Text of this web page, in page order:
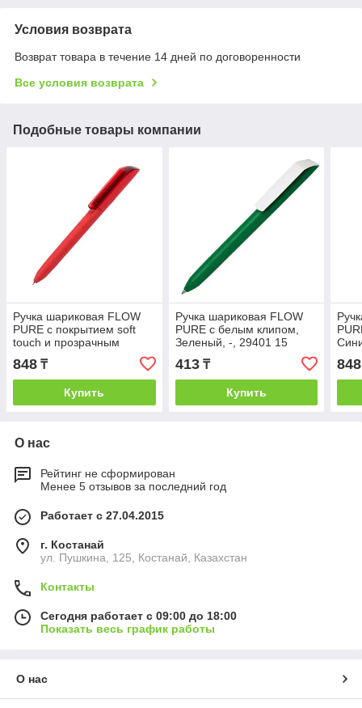
Условия возврата
Возврат товара в течение 14 дней по договоренности
Все условия возврата
Подобные товары компании
Ручка шариковая FLOW
PURE c покрытием soft
touch и прозрачным
клипом, Красный, -, 29418
08
848 ₸
Купить
Ручка шариковая FLOW
PURE с белым клипом,
Зеленый, -, 29401 15
413₸
Купить
848
О нас
Рейтинг не сформирован
Менее 5 отзывов за последний год
Работает с 27.04.2015
г. Костанай
ул. Пушкина, 125, Костанай, Казахстан
Контакты
Сегодня работает с 09:00 до 18:00
Показать весь график работы
О нас